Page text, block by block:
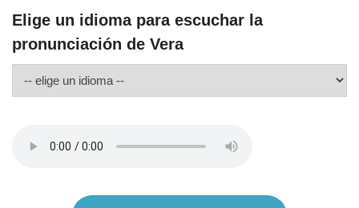
Elige un idioma para escuchar la
pronunciación de Vera